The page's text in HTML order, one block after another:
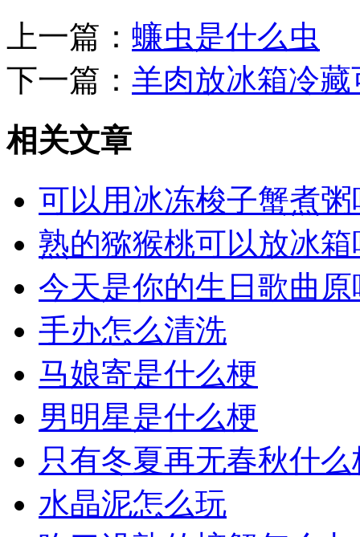
上一篇： 蠊虫是什么虫
下一篇： 羊肉放冰箱冷
相关文章
可以用冰冻梭子蟹煮粥
熟的猕猴桃可以放冰箱
今天是你的生日歌曲原
手办怎么清洗
马娘寄是什么梗
男明星是什么梗
只有冬夏再无春秋什么
水晶泥怎么玩